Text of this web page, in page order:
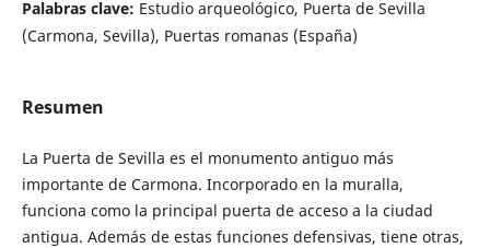
Palabras clave: Estudio arqueológico, Puerta de Sevilla
(Carmona, Sevilla), Puertas romanas (España)
Resumen
La Puerta de Sevilla es el monumento antiguo más
importante de Carmona. Incorporado en la muralla,
funciona como la principal puerta de acceso a la ciudad
antigua. Además de estas funciones defensivas, tiene otras,